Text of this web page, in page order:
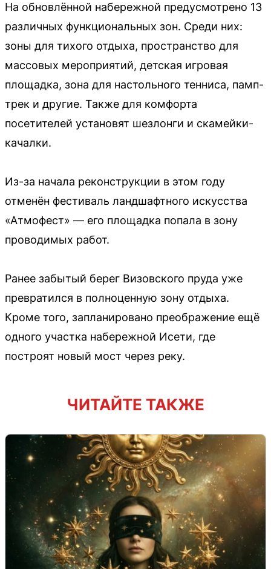
На обновлённой набережной предусмотрено 13
различных функциональных зон. Среди них:
зоны для тихого отдыха, пространство для
массовых мероприятий, детская игровая
площадка, зона для настольного тенниса, памп-
трек и другие. Также для комфорта
посетителей установят шезлонги и скамейки-
качалки.
Из-за начала реконструкции в этом году
отменён фестиваль ландшафтного искусства
«Атмофест» — его площадка попала в зону
проводимых работ.
Ранее забытый берег Визовского пруда уже
превратился в полноценную зону отдыха.
Кроме того, запланировано преображение ещё
одного участка набережной Исети, где
построят новый мост через реку.
ЧИТАЙТЕ ТАКЖЕ